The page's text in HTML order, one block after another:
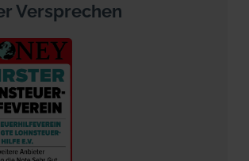
Versprechen